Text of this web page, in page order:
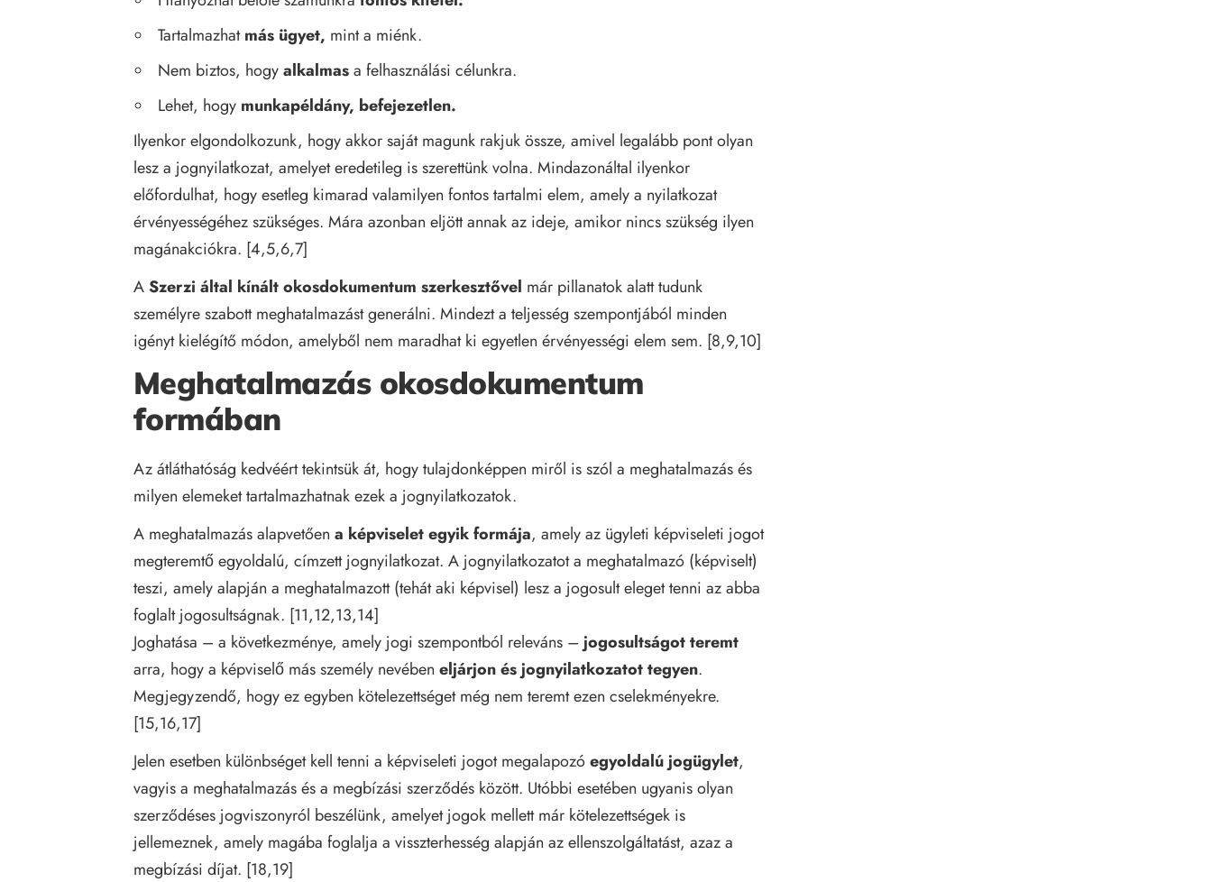
Tartalmazhatmás ügyet, mint a miénk.
Nem biztos, hogyalkalmasa felhasználási célunkra.
Lehet, hogy munkapéldány, befejezetlen.
Ilyenkor elgondolkozunk, hogy akkor saját magunk rakjuk össze, amivel legalább pont olyan
lesz a jognyilatkozat, amelyet eredetileg is szerettünk volna. Mindazonáltal ilyenkor
előfordulhat, hogy esetleg kimarad valamilyen fontos tartalmi elem, amely a nyilatkozat
érvényességéhez szükséges. Mára azonban eljött annak az ideje, amikor nincs szükség ilyen
magánakciókra. [4,5,6,7]
ASzerzi által kínált okosdokumentum szerkesztővel már pillanatok alatt tudunk
személyre szabott meghatalmazást generálni. Mindezt a teljesség szempontjából minden
igényt kielégítő módon, amelyből nem maradhat ki egyetlen érvényességi elem sem. [8,9,10]
Meghatalmazás okosdokumentum
formában
Az átláthatóság kedvéért tekintsük át, hogy tulajdonképpen miről is szól a meghatalmazás és
milyen elemeket tartalmazhatnak ezek a jognyilatkozatok.
A meghatalmazás alapvetően a képviselet egyik formája, amely az ügyleti képviseleti jogot
megteremtő egyoldalú, címzett jognyilatkozat. A jognyilatkozatot a meghatalmazó (képviselt)
teszi, amely alapján a meghatalmazott (tehát aki képvisel) lesz a jogosult eleget tenni az abba
foglalt jogosultságnak. [11,12,13,14]
Joghatása – a következménye, amely jogi szempontból releváns – jogosultságot teremt
arra, hogy a képviselő más személy nevében eljárjon és jognyilatkozatot tegyen.
Megjegyzendő, hogy ez egyben kötelezettséget még nem teremt ezen cselekményekre.
[15,16,17]
Jelen esetben különbséget kell tenni a képviseleti jogot megalapozóegyoldalú jogügylet,
vagyis a meghatalmazás és a megbízási szerződés között. Utóbbi esetében ugyanis olyan
szerződéses jogviszonyról beszélünk, amelyet jogok mellett már kötelezettségek is
jellemeznek, amely magába foglalja a visszterhesség alapján az ellenszolgáltatást, azaz a
megbízási díjat. [18,19]